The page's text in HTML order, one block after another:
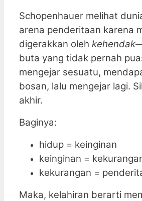
Schopenhauer melihat
arena penderitaan karena
digerakkan oleh kehendak
buta yang tidak pernah
mengejar sesuatu,
bosan, lalu mengejar lagi.
akhir.
Baginya:
hidup = keinginan
keinginan =
kekurangan =
Maka, kelahiran berarti